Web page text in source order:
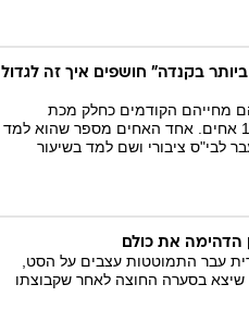
בקנדה" חושפים איך זה לגדול
מחייהם הקודמים כחלק מכת
פוליגמית הכוללת אב אחד, 27 אמהות ו-150 אחים. אחד האחים מספר שהוא למד
שעבר לבי"ס ציבורי ושם למד בשיעור
הדהימה את כולם
עבר התמוטטות עצבים על הסט,
שיצא בסערה החוצה לאחר שקבוצתו